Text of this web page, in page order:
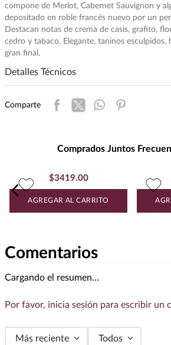
compone de Merlot, Cabernet Sauvignon y
depositado en roble francés nuevo por un
Destacan notas de crema de casis, grafito,
cedro y tabaco. Elegante, taninos esculpidos,
gran final.
Detalles Técnicos
Presentación
Grados de Alcohol
Uva
Comparte
Comprados Juntos
$3419.00
AGREGAR AL CARRITO
Comentarios
Cargando el resumen…
Por favor, inicia sesión para escribir un
Más reciente Todos